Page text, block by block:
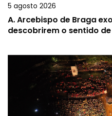
5 agosto 2026
A.Arcebispo de Braga
descobrirem o sentido